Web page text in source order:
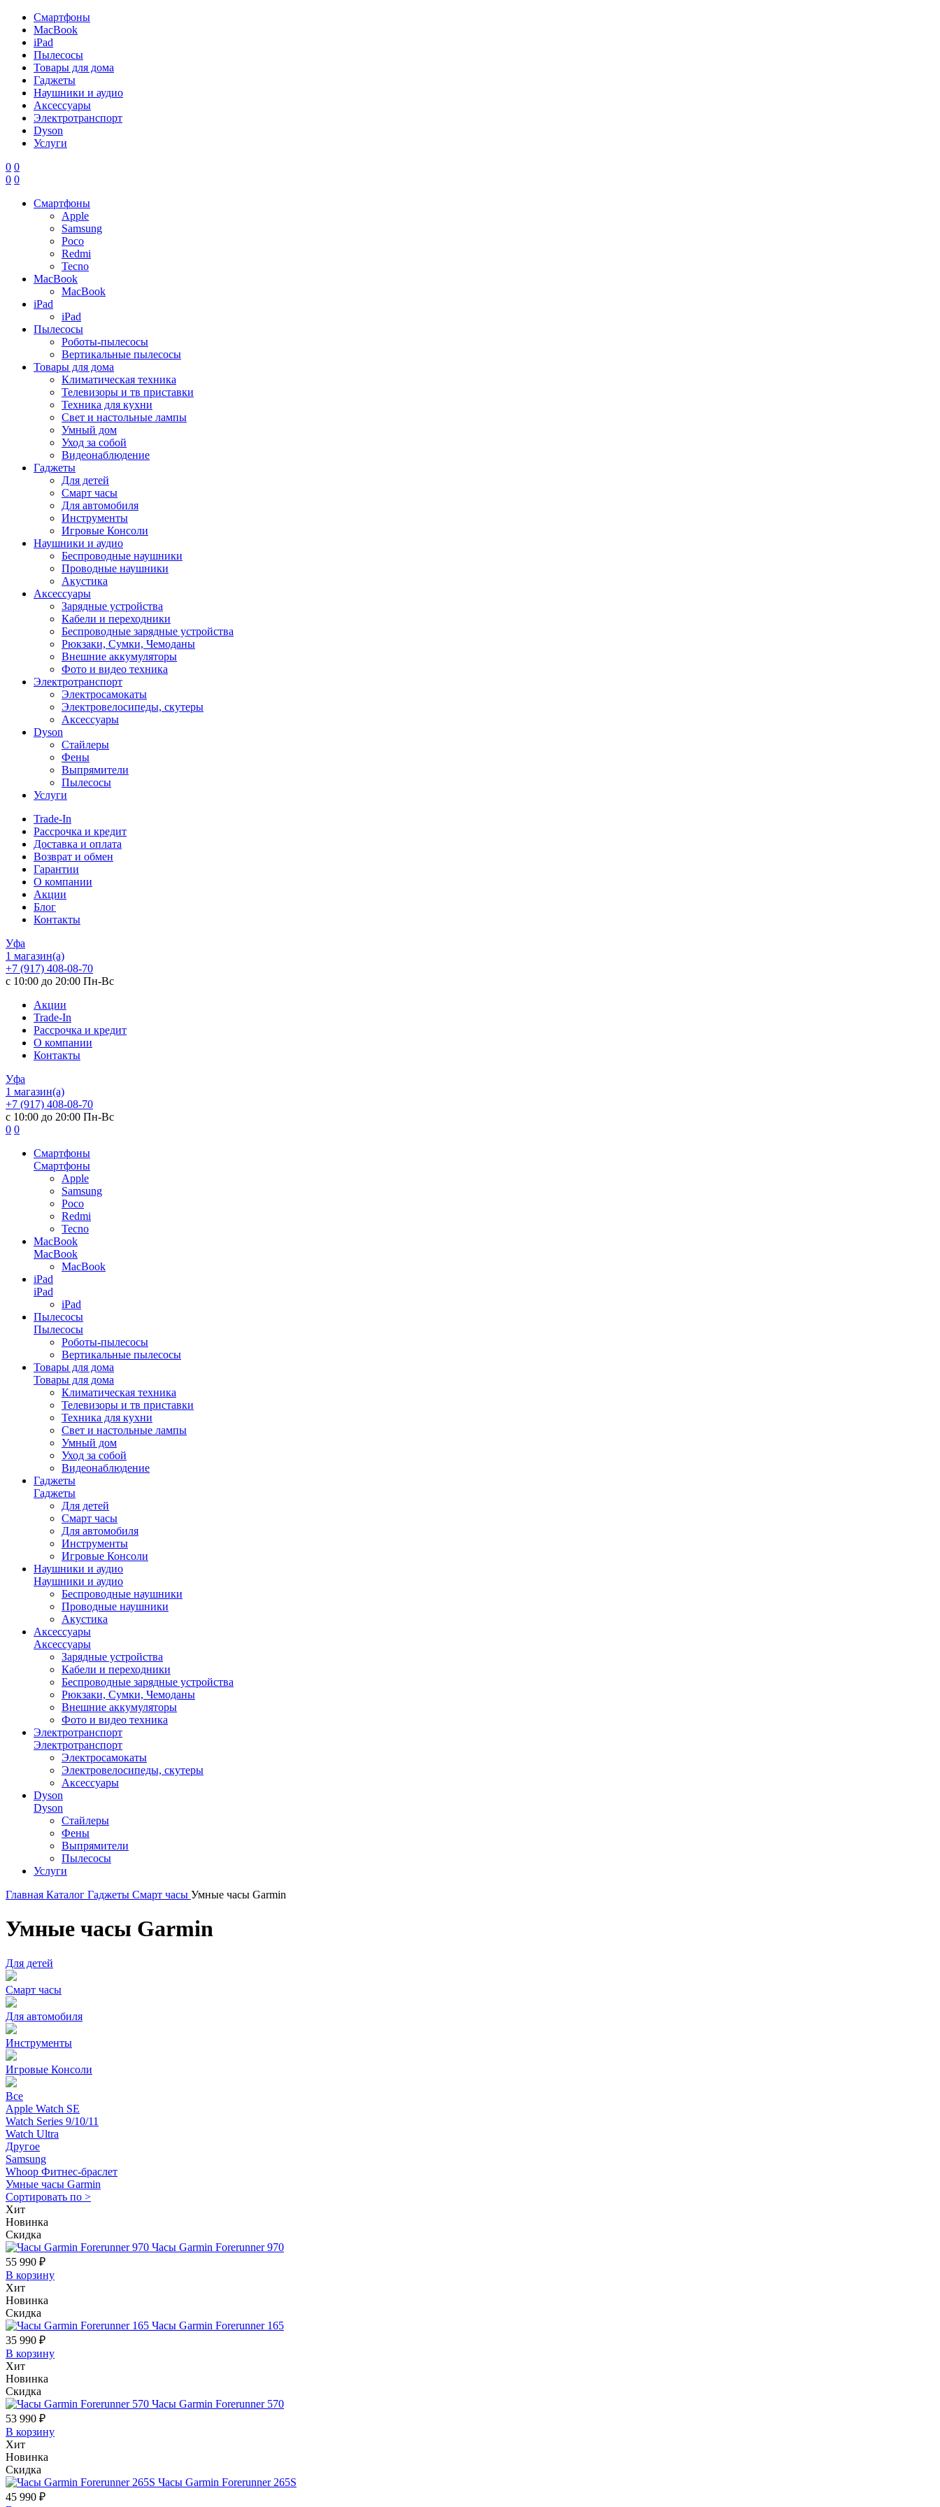
Смартфоны
MacBook
iPad
Пылесосы
Товары для дома
Гаджеты
Наушники и аудио
Аксессуары
Электротранспорт
Dyson
Услуги
0 0
0 0
Смартфоны
Apple
Samsung
Poco
Redmi
Tecno
MacBook
MacBook
iPad
iPad
Пылесосы
Роботы-пылесосы
Вертикальные пылесосы
Товары для дома
Климатическая техника
Телевизоры и тв приставки
Техника для кухни
Свет и настольные лампы
Умный дом
Уход за собой
Видеонаблюдение
Гаджеты
Для детей
Смарт часы
Для автомобиля
Инструменты
Игровые Консоли
Наушники и аудио
Беспроводные наушники
Проводные наушники
Акустика
Аксессуары
Зарядные устройства
Кабели и переходники
Беспроводные зарядные устройства
Рюкзаки, Сумки, Чемоданы
Внешние аккумуляторы
Фото и видео техника
Электротранспорт
Электросамокаты
Электровелосипеды, скутеры
Аксессуары
Dyson
Стайлеры
Фены
Выпрямители
Пылесосы
Услуги
Trade-In
Рассрочка и кредит
Доставка и оплата
Возврат и обмен
Гарантии
О компании
Акции
Блог
Контакты
Уфа
1 магазин(а)
+7 (917) 408-08-70
с 10:00 до 20:00 Пн-Вс
Акции
Trade-In
Рассрочка и кредит
О компании
Контакты
Уфа
1 магазин(а)
+7 (917) 408-08-70
с 10:00 до 20:00 Пн-Вс
0 0
Смартфоны
Смартфоны
Apple
Samsung
Poco
Redmi
Tecno
MacBook
MacBook
MacBook
iPad
iPad
iPad
Пылесосы
Пылесосы
Роботы-пылесосы
Вертикальные пылесосы
Товары для дома
Товары для дома
Климатическая техника
Телевизоры и тв приставки
Техника для кухни
Свет и настольные лампы
Умный дом
Уход за собой
Видеонаблюдение
Гаджеты
Гаджеты
Для детей
Смарт часы
Для автомобиля
Инструменты
Игровые Консоли
Наушники и аудио
Наушники и аудио
Беспроводные наушники
Проводные наушники
Акустика
Аксессуары
Аксессуары
Зарядные устройства
Кабели и переходники
Беспроводные зарядные устройства
Рюкзаки, Сумки, Чемоданы
Внешние аккумуляторы
Фото и видео техника
Электротранспорт
Электротранспорт
Электросамокаты
Электровелосипеды, скутеры
Аксессуары
Dyson
Dyson
Стайлеры
Фены
Выпрямители
Пылесосы
Услуги
Главная Каталог Гаджеты Смарт часы Умные часы Garmin
Умные часы Garmin
Для детей
Смарт часы
Для автомобиля
Инструменты
Игровые Консоли
Все
Apple Watch SE
Watch Series 9/10/11
Watch Ultra
Другое
Samsung
Whoop Фитнес-браслет
Умные часы Garmin
Сортировать по >
Хит
Новинка
Скидка
Часы Garmin Forerunner 970
55 990 ₽
В корзину
Хит
Новинка
Скидка
Часы Garmin Forerunner 165
35 990 ₽
В корзину
Хит
Новинка
Скидка
Часы Garmin Forerunner 570
53 990 ₽
В корзину
Хит
Новинка
Скидка
Часы Garmin Forerunner 265S
45 990 ₽